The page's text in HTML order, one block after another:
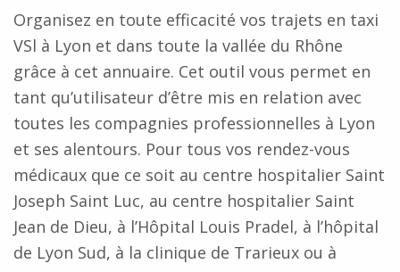
Organisez en toute efficacité vos trajets en taxi
VSl à Lyon et dans toute la vallée du Rhône
grâce à cet annuaire. Cet outil vous permet en
tant qu’utilisateur d’être mis en relation avec
toutes les compagnies professionnelles à Lyon
et ses alentours. Pour tous vos rendez-vous
médicaux que ce soit au centre hospitalier Saint
Joseph Saint Luc, au centre hospitalier Saint
Jean de Dieu, à l’Hôpital Louis Pradel, à l’hôpital
de Lyon Sud, à la clinique de Trarieux ou à